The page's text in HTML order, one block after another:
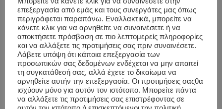
What I Wish Everyone Knew
About the Most Effective Way
To Eat for Restful Sleep’
επεξεργασία από εμάς και τους συνεργάτες μας όπως
περιγράφεται παραπάνω. Εναλλακτικά, μπορείτε να
κάνετε κλικ για να αρνηθείτε να συναινέσετε ή να
αποκτήσετε πρόσβαση σε πιο λεπτομερείς πληροφορίες
και να αλλάξετε τις προτιμήσεις σας πριν συναινέσετε.
Λάβετε υπόψη ότι κάποια επεξεργασία των
προσωπικών σας δεδομένων ενδέχεται να μην απαιτεί
τη συγκατάθεσή σας, αλλά έχετε το δικαίωμα να
αρνηθείτε αυτήν την επεξεργασία. Οι προτιμήσεις σαςθα
ισχύουν μόνο για αυτόν τον ιστότοπο. Μπορείτε πάντα
να αλλάξετε τις προτιμήσεις σας επιστρέφοντας σε